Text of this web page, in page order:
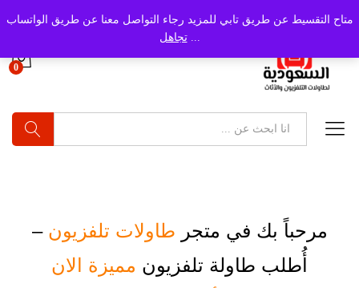
متاح التقسيط عن طريق تابي للمزيد رجاء التواصل معنا عن طريق الواتساب
...تجاهل
0
مرحباً بك في متجر طاولات تلفزيون –
أُطلب طاولة تلفزيون مميزة الان